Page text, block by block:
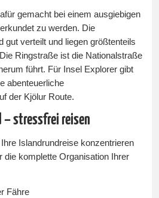
gemacht bei einem ausgiebigen
zu werden. Die
gut verteilt und liegen größtenteils
Ringstraße ist die Nationalstraße
führt. Für Insel Explorer gibt
abenteuerliche
der Kjölur Route.
– stressfrei reisen
Islandrundreise konzentrieren
die komplette Organisation Ihrer
Fähre